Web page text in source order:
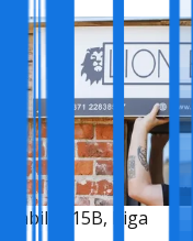
Sabiles 15B, Riga